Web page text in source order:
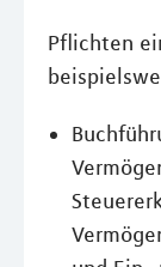
Pflichten